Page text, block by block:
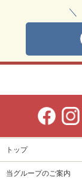
＼
トップ
当グループのご案内